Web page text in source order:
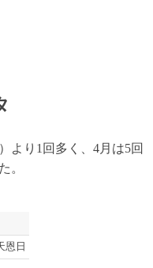
より1回多く、4月は5回
。
恩日